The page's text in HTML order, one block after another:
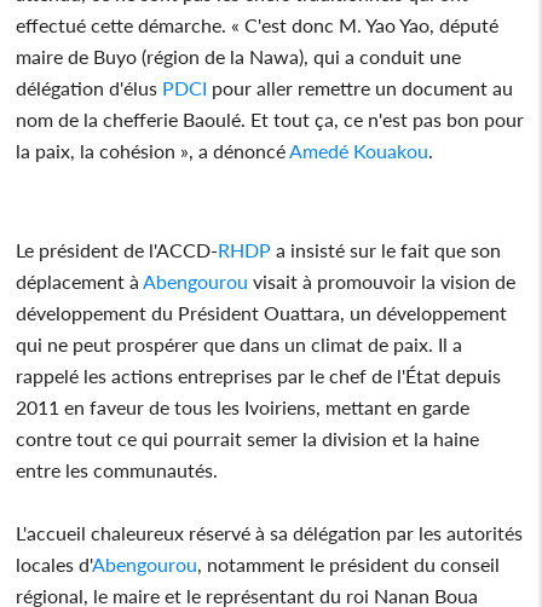
effectué cette démarche. « C'est donc M. Yao Yao, député
maire de Buyo (région de la Nawa), qui a conduit une
délégation d'élus PDCI pour aller remettre un document au
nom de la chefferie Baoulé. Et tout ça, ce n'est pas bon pour
la paix, la cohésion », a dénoncéAmedé Kouakou.
Le président de l'ACCD-RHDP a insisté sur le fait que son
déplacement àAbengourou visait à promouvoir la vision de
développement du Président Ouattara, un développement
qui ne peut prospérer que dans un climat de paix. Il a
rappelé les actions entreprises par le chef de l'État depuis
2011 en faveur de tous les Ivoiriens, mettant en garde
contre tout ce qui pourrait semer la division et la haine
entre les communautés.
L'accueil chaleureux réservé à sa délégation par les autorités
locales d'Abengourou, notamment le président du conseil
régional, le maire et le représentant du roi Nanan Boua